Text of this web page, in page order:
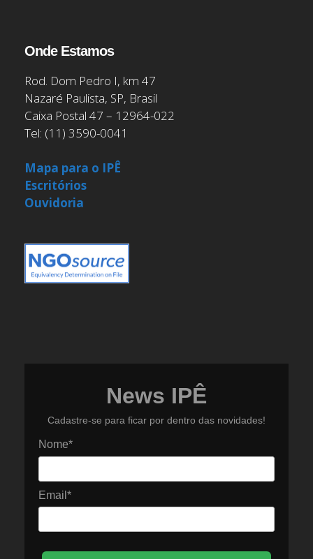
Onde Estamos
Rod. Dom Pedro I, km 47
Nazaré Paulista, SP, Brasil
Caixa Postal 47 – 12964-022
Tel: (11) 3590-0041
Mapa para o IPÊ
Escritórios
Ouvidoria
News IPÊ
Cadastre-se para ficar por dentro das novidades!
Nome*
Email*